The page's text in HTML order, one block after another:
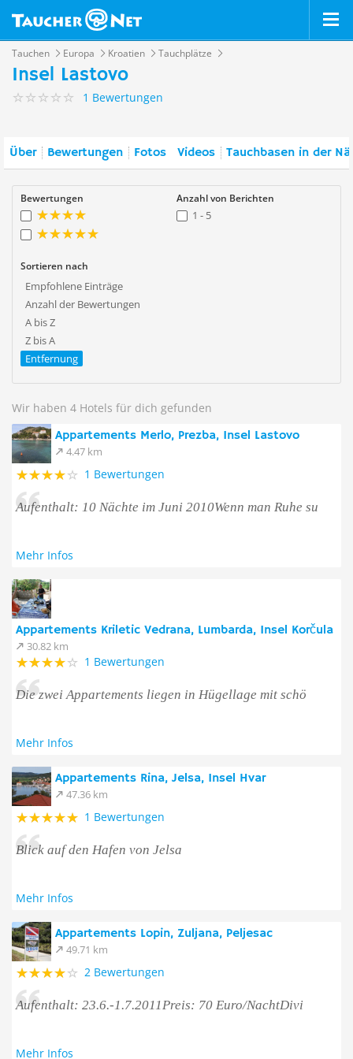
Tauchen Europa Kroatien Tauchplätze
Insel Lastovo
1 Bewertungen
Über Bewertungen Fotos Videos Tauchbasen in der
Bewertungen Anzahl von Berichten
1 - 5
Sortieren nach
Empfohlene Einträge
Anzahl der Bewertungen
A bis Z
Z bis A
Entfernung
Wir haben 4 Hotels für dich gefunden
Appartements Merlo, Prezba, Insel Lastovo
4.47 km
1 Bewertungen
Aufenthalt: 10 Nächte im Juni 2010Wenn man Ruhe su
Mehr Infos
Appartements Kriletic Vedrana, Lumbarda, Insel Korčula
30.82 km
1 Bewertungen
Die zwei Appartements liegen in Hügellage mit schö
Mehr Infos
Appartements Rina, Jelsa, Insel Hvar
47.36 km
1 Bewertungen
Blick auf den Hafen von Jelsa
Mehr Infos
Appartements Lopin, Zuljana, Peljesac
49.71 km
2 Bewertungen
Aufenthalt: 23.6.-1.7.2011Preis: 70 Euro/NachtDivi
Mehr Infos